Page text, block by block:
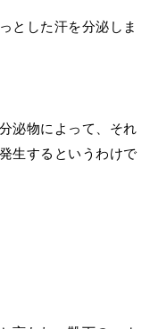
とした汗を分泌しま
泌物によって、それ
生するというわけで